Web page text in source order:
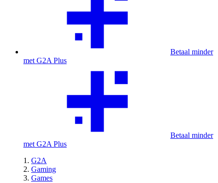
Betaal minder
met G2A Plus
Betaal minder
met G2A Plus
G2A
Gaming
Games